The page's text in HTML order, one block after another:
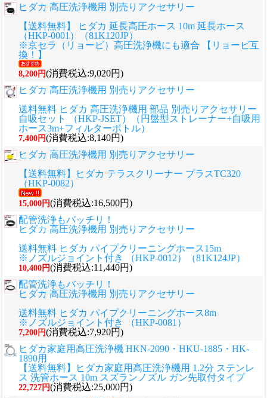
ヒダカ 高圧洗浄機用 別売りアクセサリー
【送料無料】 ヒダカ 延長高圧ホース 10m 延長ホース
（HKP-0001）（81K120JP）
※京セラ（リョービ）高圧洗浄機にも適合 【リョービ互
換！】
8,200円(消費税込:9,020円)
ヒダカ 高圧洗浄機用 別売りアクセサリー
送料無料 ヒダカ 高圧洗浄機用 部品 別売りアクセサリー
自吸セット （HKP-JSET）（円盤型ストレーナー+自吸用
ホース3m+フィルターボトル）
7,400円(消費税込:8,140円)
ヒダカ 高圧洗浄機用 別売りアクセサリー
【送料無料】ヒダカ テラスクリーナー プラスTC320
（HKP-0082）
15,000円(消費税込:16,500円)
配管洗浄もバッチリ！
ヒダカ 高圧洗浄機用 別売りアクセサリー
送料無料 ヒダカ パイプクリーニングホース15m
※ノズルジョイント付き （HKP-0012）（81K124JP）
10,400円(消費税込:11,440円)
配管洗浄もバッチリ！
ヒダカ 高圧洗浄機用 別売りアクセサリー
送料無料 ヒダカ パイプクリーニングホース8m
※ノズルジョイント付き （HKP-0081）
7,200円(消費税込:7,920円)
ヒダカ家庭用高圧洗浄機 HKN-2090・HKU-1885・HK-
1890用
【送料無料】ヒダカ家庭用高圧洗浄機用 1.2分 ステンレ
ス 洗管ホース 10m スズランノズル ガン先取付タイプ
22,727円(消費税込:25,000円)